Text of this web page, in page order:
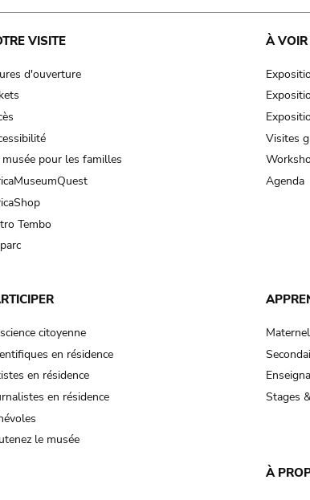
VISITE
d'ouverture
musée pour les familles
Tembo
À
Visites
Agenda
citoyenne
en résidence
en résidence
en résidence
le musée
Stages
À